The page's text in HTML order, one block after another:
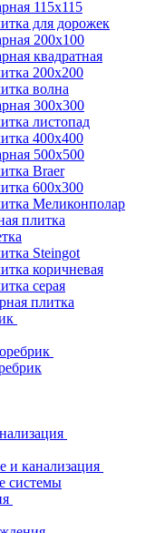
115x115
для дорожек
200х100
квадратная
200х200
волна
300х300
листопад
400х400
500x500
Braer
600х300
Меликонполар
плитка
Steingot
коричневая
серая
плитка
и канализация
системы